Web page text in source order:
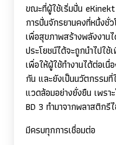
ขณะที่ผู้ใช้เริ่มปั่น eKinekt
การปั่นจักรยานคงที่หนึ่งชั่
เพื่อสุขภาพสร้างพลังงาน
ประโยชน์ได้จะถูกนำไปใ
เพื่อให้ผู้ใช้ทำงานได้ต่อเ
กัน และยังเป็นนวัตกรรม
แวดล้อมอย่างยั่งยืน เพรา
BD 3 ทำมาจากพลาสติกรี
มีครบทุกการเชื่อมต่อ